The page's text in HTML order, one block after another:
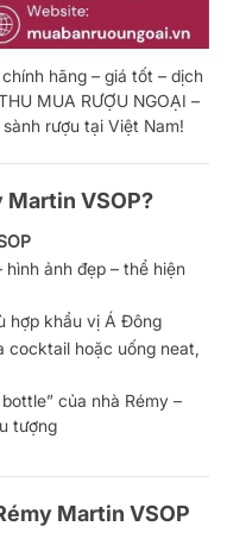
hãng – giá tốt – dịch
MUA RƯỢU NGOẠI –
rượu tại Việt Nam!
Martin VSOP?
hình ảnh đẹp – thể hiện
hợp khẩu vị Á Đông
cocktail hoặc uống neat,
của nhà Rémy –
tượng
Martin VSOP